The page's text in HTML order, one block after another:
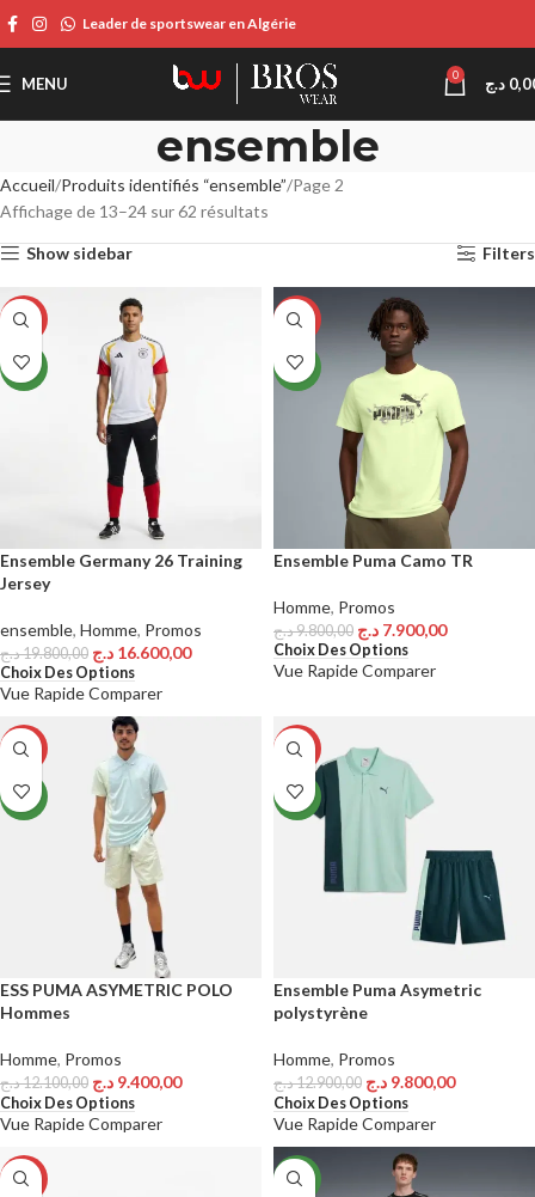
Leader de sportswear en Algérie
MENU 0 د.ج
ensemble
Accueil Produits identifiés “ensemble” Page 2
Affichage de 13–24 sur 62 résultats
Show sidebar Filters
-16%
NEW
Ensemble Germany 26 Training
Jersey
ensemble, Homme, Promos
19.800,00د.ج 16.600,00 د.ج
Choix Des Options
Vue RapideComparer
-19%
NEW
Ensemble Puma Camo TR
Homme, Promos
9.800,00د.ج 7.900,00 د.ج
Choix Des Options
Vue RapideComparer
-22%
NEW
ESS PUMA ASYMETRIC POLO
Hommes
Homme, Promos
12.100,00د.ج 9.400,00 د.ج
Choix Des Options
Vue RapideComparer
-24%
NEW
Ensemble Puma Asymetric
polystyrène
Homme, Promos
12.900,00د.ج 9.800,00 د.ج
Choix Des Options
Vue RapideComparer
-20% NEW